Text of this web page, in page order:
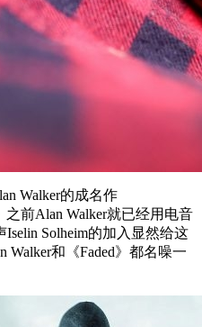
Walker的成名作
之前Alan Walker就已经用电音
Solheim的加入显然给这
和《Faded》都名噪一